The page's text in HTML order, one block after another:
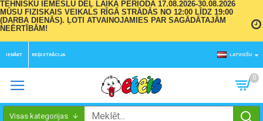
TEHNISKU IEMESLU DĒĻ LAIKA PERIODĀ 17.08.2026-30.08.2026
MŪSU FIZISKAIS VEIKALS RĪGĀ STRĀDĀS NO 12:00 LĪDZ 19:00
(DARBA DIENĀS). ĻOTI ATVAINOJAMIES PAR SAGĀDĀTAJĀM
NEĒRTĪBĀM!
IENĀKT REĢISTRĀCIJA LATVIEŠU
0
Visas kategorijas